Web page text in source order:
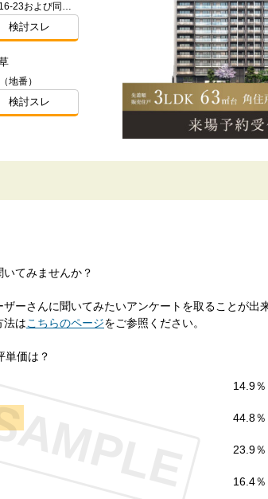
検討スレ
地番）
検討スレ
てみませんか？
ーさんに聞いてみたいアンケートを取ることが出
法は こちらのページをご参照ください。
単価は？
14.9％
44.8％
23.9％
16.4％